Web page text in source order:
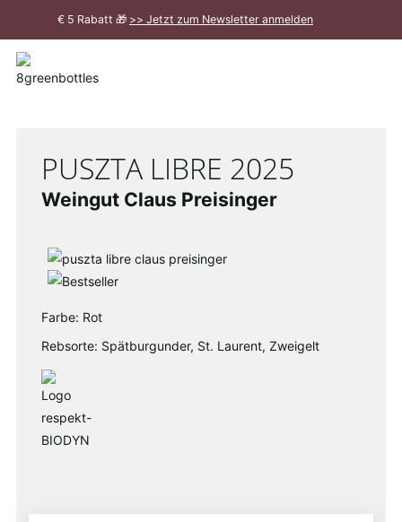
€ 5 Rabatt 🎁 >> Jetzt zum Newsletter anmelden
Meldung
PUSZTA LIBRE 2025
Weingut Claus Preisinger
Farbe: Rot
Rebsorte: Spätburgunder, St. Laurent, Zweigelt